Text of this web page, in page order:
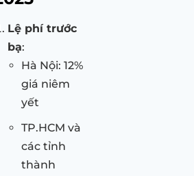
Lệ phí trước
bạ:
Hà Nội: 12%
giá niêm
yết
TP.HCM và
các tỉnh
thành